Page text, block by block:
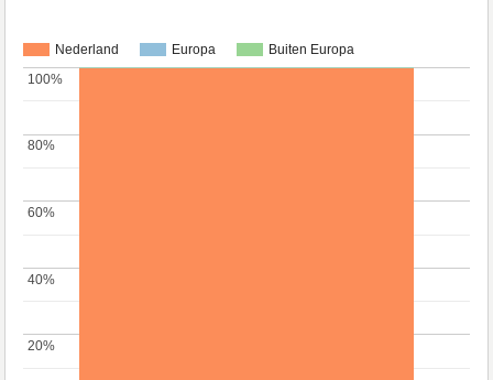
Nederland Europa Buiten Europa
20%
20%
40%
40%
60%
60%
80%
80%
100%
100%